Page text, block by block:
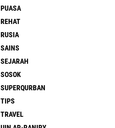
PUASA
REHAT
RUSIA
SAINS
SEJARAH
SOSOK
SUPERQURBAN
TIPS
TRAVEL